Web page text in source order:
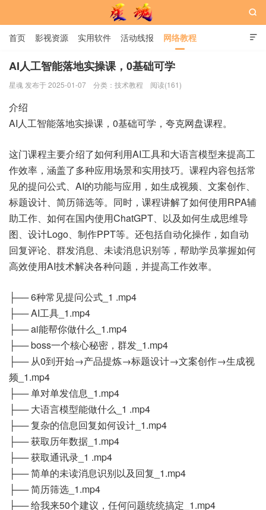

首页 影视资源 实用软件 活动线报 网络教程
用户中心 书籍 娱乐

AI人工智能落地实操课，0基础可学
星魂 发布于 2025-01-07 分类： 技术教程 阅读(161)
介绍
AI人工智能落地实操课，0基础可学，夸克网盘课程。
这门课程主要介绍了如何利用AI工具和大语言模型来提高工
作效率，涵盖了多种应用场景和实用技巧。课程内容包括常
见的提问公式、AI的功能与应用，如生成视频、文案创作、
标题设计、简历筛选等。同时，课程讲解了如何使用RPA辅
助工作、如何在国内使用ChatGPT、以及如何生成思维导
图、设计Logo、制作PPT等。还包括自动化操作，如自动
回复评论、群发消息、未读消息识别等，帮助学员掌握如何
高效使用AI技术解决各种问题，并提高工作效率。
├── 6种常见提问公式_1 .mp4
├── AI工具_1.mp4
├── ai能帮你做什么_1.mp4
├── boss一个核心秘密，群发_1.mp4
├── 从0到开始→产品提炼→标题设计→文案创作→生成视
频_1.mp4
├── 单对单发信息_1.mp4
├── 大语言模型能做什么_1 .mp4
├── 复杂的信息回复如何设计_1.mp4
├── 获取历年数据_1.mp4
├── 获取通讯录_1 .mp4
├── 简单的未读消息识别以及回复_1.mp4
├── 简历筛选_1.mp4
├── 给我来50个建议，任何问题统统搞定_1.mp4